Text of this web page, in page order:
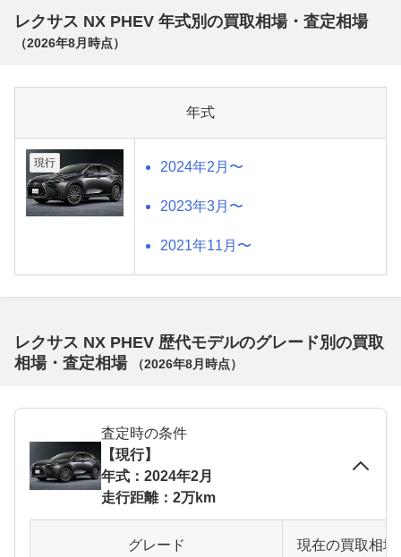
レクサス NX PHEV 年式別の買取相場・査定相場
（2026年8月 時点）
年式
現行 2024年2月〜
2023年3月〜
2021年11月〜
レクサス NX PHEV 歴代モデルのグレード別の買取
相場・査定相場
（2026年8月 時点）
査定時の条件
【現行】
年式：2024年2月
走行距離：2万km
グレード 現在の買取相